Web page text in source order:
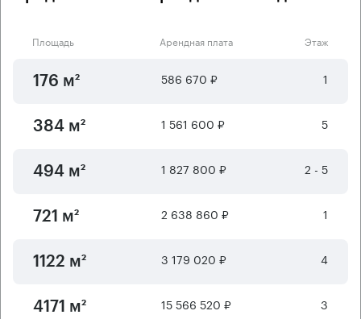
Площадь Арендная плата Этаж
176 м² 586 670 ₽ 1
384 м² 1 561 600 ₽ 5
494 м² 1 827 800 ₽ 2 - 5
721 м² 2 638 860 ₽ 1
1122 м² 3 179 020 ₽ 4
4171 м² 15 566 520 ₽ 3